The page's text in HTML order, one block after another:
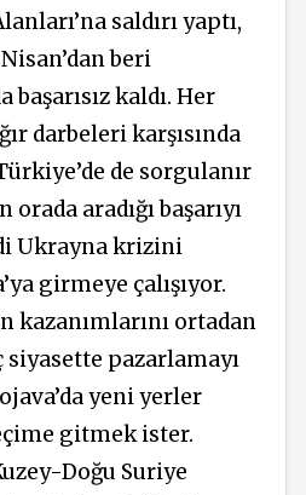
saldırı yaptı,
beri
başarısız kaldı. Her
darbeleri karşısında
de sorgulanır
aradığı başarıyı
Ukrayna krizini
girmeye çalışıyor.
kazanımlarını ortadan
siyasette pazarlamayı
yeni yerler
gitmek ister.
Doğu Suriye